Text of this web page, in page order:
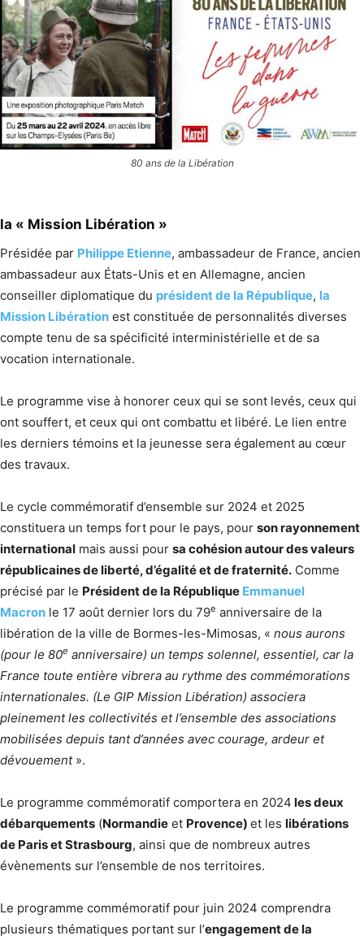
80 ans de la Libération
la « Mission Libération »
Présidée par Philippe Etienne, ambassadeur de France, ancien
ambassadeur aux États-Unis et en Allemagne, ancien
conseiller diplomatique du président de la République, la
Mission Libération est constituée de personnalités diverses
compte tenu de sa spécificité interministérielle et de sa
vocation internationale.
Le programme vise à honorer ceux qui se sont levés, ceux qui
ont souffert, et ceux qui ont combattu et libéré. Le lien entre
les derniers témoins et la jeunesse sera également au cœur
des travaux.
Le cycle commémoratif d’ensemble sur 2024 et 2025
constituera un temps fort pour le pays, pour son rayonnement
international mais aussi pour sa cohésion autour des valeurs
républicaines de liberté, d’égalité et de fraternité. Comme
précisé par le Président de la République Emmanuel
Macron le 17 août dernier lors du 79e anniversaire de la
libération de la ville de Bormes-les-Mimosas, « nous aurons
(pour le 80e anniversaire) un temps solennel, essentiel, car la
France toute entière vibrera au rythme des commémorations
internationales. (Le GIP Mission Libération) associera
pleinement les collectivités et l’ensemble des associations
mobilisées depuis tant d’années avec courage, ardeur et
dévouement».
Le programme commémoratif comportera en 2024 les deux
débarquements (Normandie et Provence) et les libérations
de Paris et Strasbourg, ainsi que de nombreux autres
évènements sur l’ensemble de nos territoires.
Le programme commémoratif pour juin 2024 comprendra
plusieurs thématiques portant sur l’engagement de la